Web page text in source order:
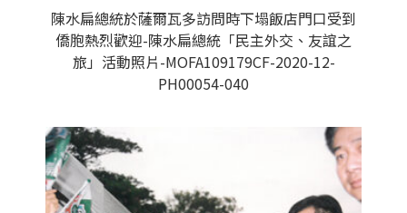
陳水扁總統於薩爾瓦多訪問時下塌飯店門口受到
僑胞熱烈歡迎-陳水扁總統「民主外交、友誼之
旅」活動照片-MOFA109179CF-2020-12-
PH00054-040